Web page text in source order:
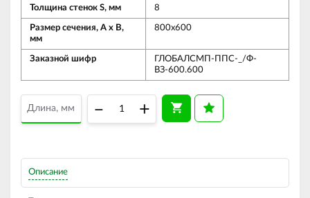
Толщина стенок S, мм 8
Размер сечения, А х В,
мм
800х600
Заказной шифр
ГЛОБАЛСМП-ППС-_/Ф-
ВЗ-600.600
– +
Описание